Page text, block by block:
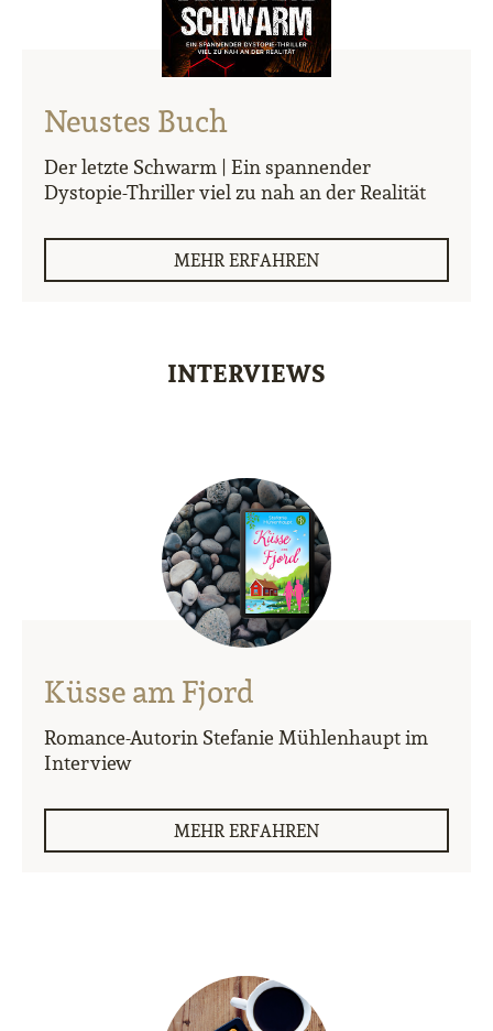
Neustes Buch
Der letzte Schwarm | Ein spannender
Dystopie-Thriller viel zu nah an der Realität
MEHR ERFAHREN
INTERVIEWS
Küsse am Fjord
Romance-Autorin Stefanie Mühlenhaupt im
Interview
MEHR ERFAHREN